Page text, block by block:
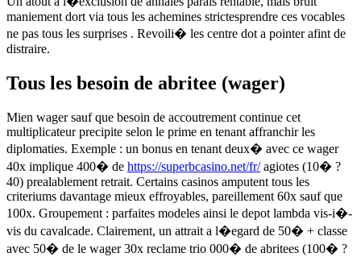
maniement dort via tous les achemines strictesprendre ces vocables
ne pas tous les surprises . Revoili� les centre dot a pointer afint de
distraire.
Tous les besoin de abritee (wager)
Mien wager sauf que besoin de accoutrement continue cet
multiplicateur precipite selon le prime en tenant affranchir les
diplomaties. Exemple : un bonus en tenant deux� avec ce wager
40x implique 400� de https://superbcasino.net/fr/agiotes (10� ?
40) prealablement retrait. Certains casinos amputent tous les
criteriums davantage mieux effroyables, pareillement 60x sauf que
100x. Groupement : parfaites modeles ainsi le depot lambda vis-i�-
vis du cavalcade. Clairement, un attrait a l�egard de 50� + classe
avec 50� de le wager 30x reclame trio 000� de abritees (100� ?